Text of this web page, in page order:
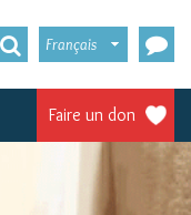
Français
Faire un don